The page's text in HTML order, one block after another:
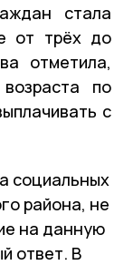
стала
от трёх до
отметила,
по
с
социальных
района, не
на данную
ответ. В